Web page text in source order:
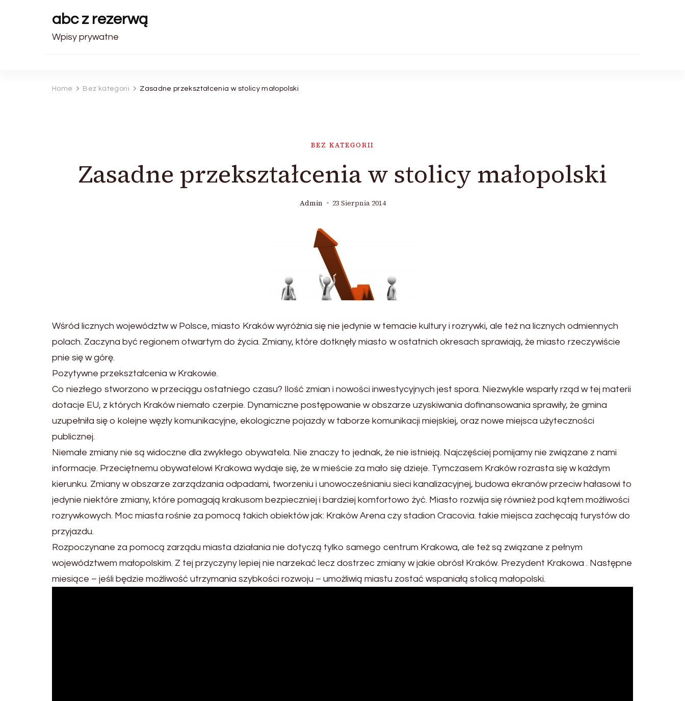
abc z rezerwą
Wpisy prywatne
Home Bez kategorii Zasadne przekształcenia w stolicy małopolski
BEZ KATEGORII
Zasadne przekształcenia w stolicy małopolski
Admin 23 Sierpnia 2014
Wśród licznych województw w Polsce, miasto Kraków wyróżnia się nie jedynie w temacie kultury i rozrywki, ale też na licznych odmiennych
polach. Zaczyna być regionem otwartym do życia. Zmiany, które dotknęły miasto w ostatnich okresach sprawiają, że miasto rzeczywiście
pnie się w górę.
Pozytywne przekształcenia w Krakowie.
Co niezłego stworzono w przeciągu ostatniego czasu? Ilość zmian i nowości inwestycyjnych jest spora. Niezwykle wsparły rząd w tej materii
dotacje EU, z których Kraków niemało czerpie. Dynamiczne postępowanie w obszarze uzyskiwania dofinansowania sprawiły, że gmina
uzupełniła się o kolejne węzły komunikacyjne, ekologiczne pojazdy w taborze komunikacji miejskiej, oraz nowe miejsca użyteczności
publicznej.
Niemałe zmiany nie są widoczne dla zwykłego obywatela. Nie znaczy to jednak, że nie istnieją. Najczęściej pomijamy nie związane z nami
informacje. Przeciętnemu obywatelowi Krakowa wydaje się, że w mieście za mało się dzieje. Tymczasem Kraków rozrasta się w każdym
kierunku. Zmiany w obszarze zarządzania odpadami, tworzeniu i unowocześnianiu sieci kanalizacyjnej, budowa ekranów przeciw hałasowi to
jedynie niektóre zmiany, które pomagają krakusom bezpieczniej i bardziej komfortowo żyć. Miasto rozwija się również pod kątem możliwości
rozrywkowych. Moc miasta rośnie za pomocą takich obiektów jak: Kraków Arena czy stadion Cracovia. takie miejsca zachęcają turystów do
przyjazdu.
Rozpoczynane za pomocą zarządu miasta działania nie dotyczą tylko samego centrum Krakowa, ale też są związane z pełnym
województwem małopolskim. Z tej przyczyny lepiej nie narzekać lecz dostrzec zmiany w jakie obrósł Kraków. Prezydent Krakowa . Następne
miesiące – jeśli będzie możliwość utrzymania szybkości rozwoju – umożliwią miastu zostać wspaniałą stolicą małopolski.